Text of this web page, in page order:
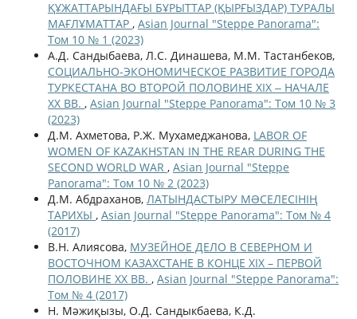
ҚҰЖАТТАРЫНДАҒЫ БҰРЫТТАР (ҚЫРҒЫЗДАР) ТУРАЛЫ
МАҒЛҰМАТТАР , Asian Journal "Steppe Panorama":
Том 10 № 1 (2023)
А.Д. Сандыбаева, Л.С. Динашева, М.М. Тастанбеков,
СОЦИАЛЬНО-ЭКОНОМИЧЕСКОЕ РАЗВИТИЕ ГОРОДА
ТУРКЕСТАНА ВО ВТОРОЙ ПОЛОВИНЕ ХІХ ‒ НАЧАЛЕ
ХХ ВВ. , Asian Journal "Steppe Panorama": Том 10 № 3
(2023)
Д.М. Ахметова, Р.Ж. Мухамеджанова, LABOR OF
WOMEN OF KAZAKHSTAN IN THE REAR DURING THE
SECOND WORLD WAR , Asian Journal "Steppe
Panorama": Том 10 № 2 (2023)
Д.М. Абдраханов, ЛАТЫНДАСТЫРУ МƏСЕЛЕСІНІҢ
ТАРИХЫ , Asian Journal "Steppe Panorama": Том № 4
(2017)
В.Н. Алиясова, МУЗЕЙНОЕ ДЕЛО В СЕВЕРНОМ И
ВОСТОЧНОМ КАЗАХСТАНЕ В КОНЦЕ XIX – ПЕРВОЙ
ПОЛОВИНЕ ХХ ВВ. , Asian Journal "Steppe Panorama":
Том № 4 (2017)
Н. Мәжиқызы, О.Д. Сандыкбаева, К.Д.